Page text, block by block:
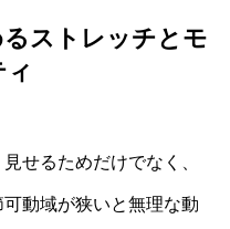
ストレッチとモ
ィ
せるためだけでなく、
動域が狭いと無理な動